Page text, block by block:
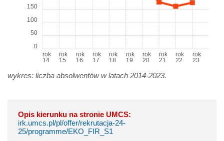
rok
14
rok
15
rok
16
rok
17
rok
18
rok
19
rok
20
rok
21
rok
22
rok
23
0
50
100
150
wykres: liczba absolwentów w latach 2014-2023.
Opis kierunku na stronie UMCS:
irk.umcs.pl/pl/offer/rekrutacja-24-
25/programme/EKO_FIR_S1